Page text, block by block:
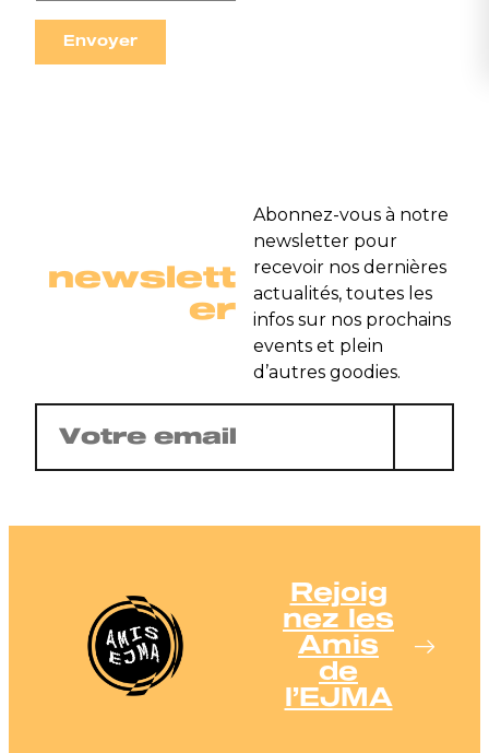
newslett
er
Abonnez-vous à notre
newsletter pour
recevoir nos dernières
actualités, toutes les
infos sur nos prochains
events et plein
d’autres goodies.
mail
(Nécessaire)
Rejoig
nez les
Amis
de
l’EJMA